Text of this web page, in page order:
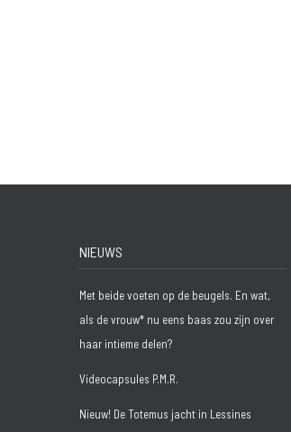
NIEUWS
Met beide voeten op de beugels. En wat,
als de vrouw* nu eens baas zou zijn over
haar intieme delen?
Videocapsules P.M.R.
Nieuw! De Totemus jacht in Lessines